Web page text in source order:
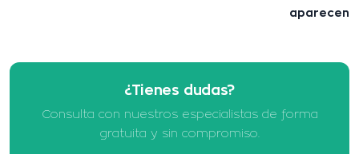
aparecen
¿Tienes dudas?
Consulta con nuestros especialistas de forma
gratuita y sin compromiso.